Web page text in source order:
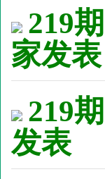
219
家发表
219
发表